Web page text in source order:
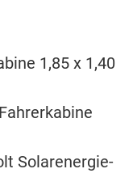
1,85 x 1,40
Solarenergie-